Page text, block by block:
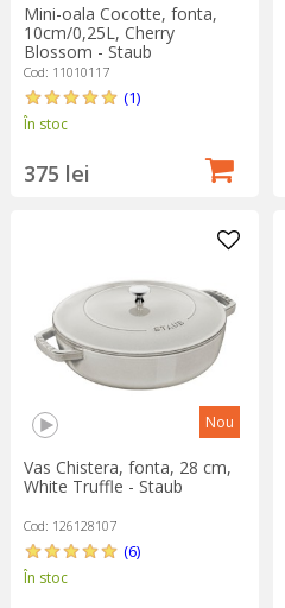
Mini-oala Cocotte, fonta,
10cm/0,25L, Cherry
Blossom - Staub
Cod: 11010117
(1)
În stoc
375 lei
Nou
Vas Chistera, fonta, 28 cm,
White Truffle - Staub
Cod: 126128107
(6)
În stoc